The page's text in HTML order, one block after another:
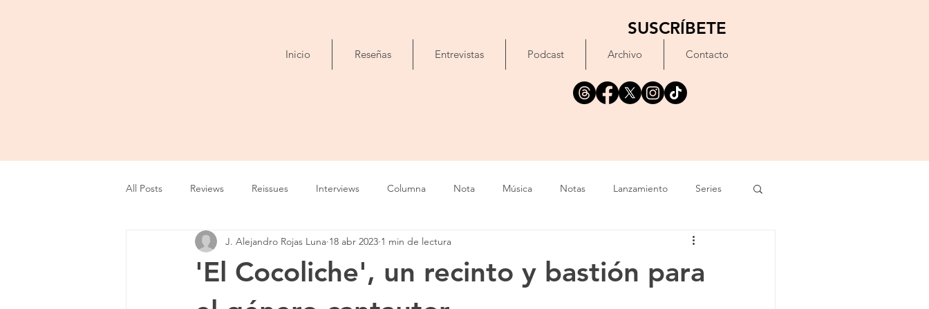
SUSCRÍBETE
Inicio Reseñas Entrevistas Podcast Archivo Contacto
All Posts Reviews Reissues Interviews Columna Nota Música Notas Lanzamiento Series
Entrevista Show Tour Cine Foto Exposición Festival
Playlist
'El Cocoliche', un recinto y bastión para
J. Alejandro Rojas Luna 18 abr 2023 1 min de lectura